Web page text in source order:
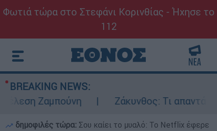
Φωτιά τώρα στο Στεφάνι Κορινθίας - Ήχησε το
112
BREAKING NEWS:
Ζαμπούνη
Ζάκυνθος: Τι απαντά η
δημοφιλές τώρα: Σου καίει το μυαλό: Το Netflix έφερε